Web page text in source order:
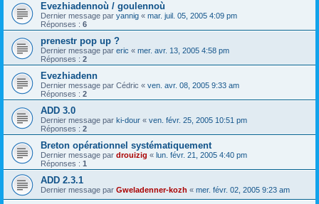
Evezhiadennoù / goulennoù
Dernier message par yannig « mar. juil. 05, 2005 4:09 pm
Réponses : 6
prenestr pop up ?
Dernier message par eric « mer. avr. 13, 2005 4:58 pm
Réponses : 2
Evezhiadenn
Dernier message par Cédric « ven. avr. 08, 2005 9:33 am
Réponses : 2
ADD 3.0
Dernier message par ki-dour « ven. févr. 25, 2005 10:51 pm
Réponses : 2
Breton opérationnel systématiquement
Dernier message par drouizig « lun. févr. 21, 2005 4:40 pm
Réponses : 1
ADD 2.3.1
Dernier message par Gweladenner-kozh « mer. févr. 02, 2005 9:23 am